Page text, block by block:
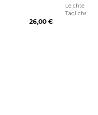
26,00 €
Leichte
Tägliche